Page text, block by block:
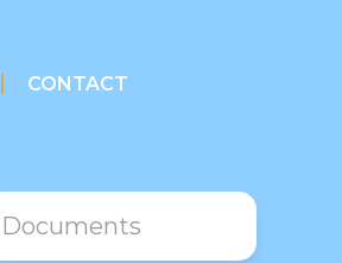
CONTACT
Documents